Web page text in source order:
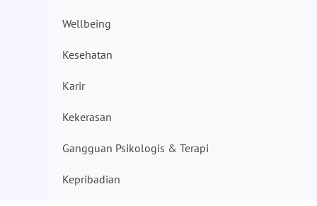
Wellbeing
Kesehatan
Karir
Kekerasan
Gangguan Psikologis & Terapi
Kepribadian